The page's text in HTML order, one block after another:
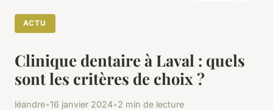
ACTU
Clinique dentaire à Laval : quels
sont les critères de choix ?
léandre•16 janvier 2024•2 min de lecture